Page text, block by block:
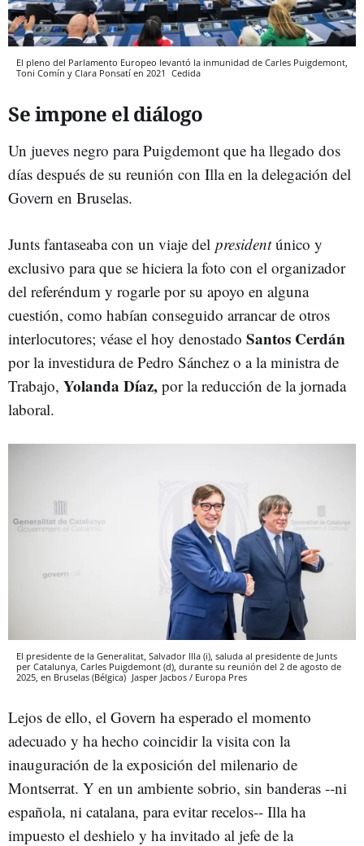
El pleno del Parlamento Europeo levantó la inmunidad de Carles Puigdemont,
Toni Comín y Clara Ponsatí en 2021 Cedida
Se impone el diálogo
Un jueves negro para Puigdemont que ha llegado dos
días después de su reunión con Illa en la delegación del
Govern en Bruselas.
Junts fantaseaba con un viaje del presidentúnico y
exclusivo para que se hiciera la foto con el organizador
del referéndum y rogarle por su apoyo en alguna
cuestión, como habían conseguido arrancar de otros
interlocutores; véase el hoy denostado Santos Cerdán
por la investidura de Pedro Sánchez o a la ministra de
Trabajo, Yolanda Díaz, por la reducción de la jornada
laboral.
El presidente de la Generalitat, Salvador Illa (i), saluda al presidente de Junts
per Catalunya, Carles Puigdemont (d), durante su reunión del 2 de agosto de
2025, en Bruselas (Bélgica) Jasper Jacbos / Europa Pres
Lejos de ello, el Govern ha esperado el momento
adecuado y ha hecho coincidir la visita con la
inauguración de la exposición del milenario de
Montserrat. Y en un ambiente sobrio, sin banderas --ni
española, ni catalana, para evitar recelos-- Illa ha
impuesto el deshielo y ha invitado al jefe de la